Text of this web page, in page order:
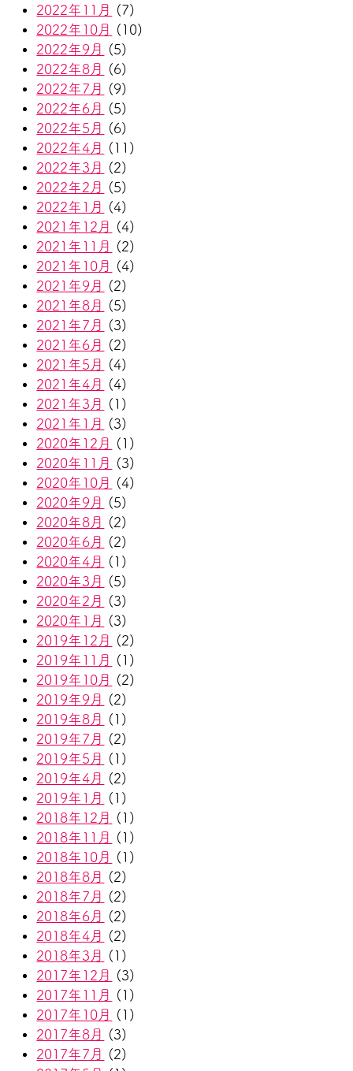
2022年11月
(7)
2022年10月
(10)
2022年9月
(5)
2022年8月
(6)
2022年7月
(9)
2022年6月
(5)
2022年5月
(6)
2022年4月
(11)
2022年3月
(2)
2022年2月
(5)
2022年1月
(4)
2021年12月
(4)
2021年11月
(2)
2021年10月
(4)
2021年9月
(2)
2021年8月
(5)
2021年7月
(3)
2021年6月
(2)
2021年5月
(4)
2021年4月
(4)
2021年3月
(1)
2021年1月
(3)
2020年12月
(1)
2020年11月
(3)
2020年10月
(4)
2020年9月
(5)
2020年8月
(2)
2020年6月
(2)
2020年4月
(1)
2020年3月
(5)
2020年2月
(3)
2020年1月
(3)
2019年12月
(2)
2019年11月
(1)
2019年10月
(2)
2019年9月
(2)
2019年8月
(1)
2019年7月
(2)
2019年5月
(1)
2019年4月
(2)
2019年1月
(1)
2018年12月
(1)
2018年11月
(1)
2018年10月
(1)
2018年8月
(2)
2018年7月
(2)
2018年6月
(2)
2018年4月
(2)
2018年3月
(1)
2017年12月
(3)
2017年11月
(1)
2017年10月
(1)
2017年8月
(3)
2017年7月
(2)